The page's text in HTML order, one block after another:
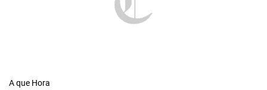
A que Hora